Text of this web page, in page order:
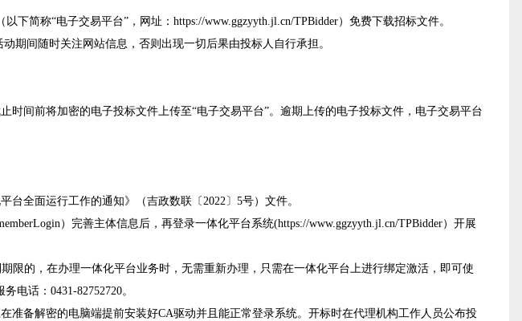
下简称“电子交易平台”，网址：https://www.ggzyyth.jl.cn/TPBidder）免费下载招标文件。
期间随时关注网站信息，否则出现一切后果由投标人自行承担。
时间前将加密的电子投标文件上传至“电子交易平台”。逾期上传的电子投标文件，电子交易平台
全面运行工作的通知》（吉政数联〔2022〕5号）文件。
）完善主体信息后，再登录一体化平台系统(https://www.ggzyyth.jl.cn/TPBidder）开展
的，在办理一体化平台业务时，无需重新办理，只需在一体化平台上进行绑定激活，即可使
电话：0431-82752720。
备解密的电脑端提前安装好CA驱动并且能正常登录系统。开标时在代理机构工作人员公布投